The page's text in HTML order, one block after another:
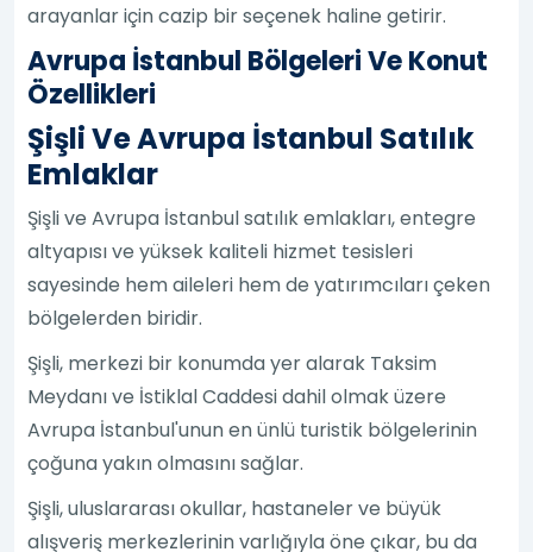
arayanlar için cazip bir seçenek haline getirir.
Avrupa İstanbul Bölgeleri Ve Konut
Özellikleri
Şişli Ve Avrupa İstanbul Satılık
Emlaklar
Şişli ve Avrupa İstanbul satılık emlakları, entegre
altyapısı ve yüksek kaliteli hizmet tesisleri
sayesinde hem aileleri hem de yatırımcıları çeken
bölgelerden biridir.
Şişli, merkezi bir konumda yer alarak Taksim
Meydanı ve İstiklal Caddesi dahil olmak üzere
Avrupa İstanbul'unun en ünlü turistik bölgelerinin
çoğuna yakın olmasını sağlar.
Şişli, uluslararası okullar, hastaneler ve büyük
alışveriş merkezlerinin varlığıyla öne çıkar, bu da